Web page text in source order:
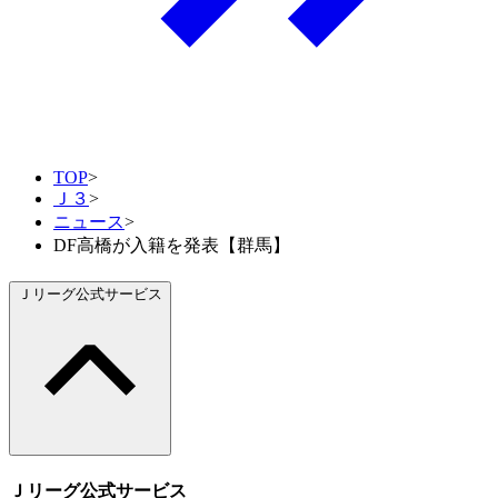
TOP>
Ｊ３>
ニュース>
DF高橋が入籍を発表【群馬】
Ｊリーグ公式サービス
Ｊリーグ公式サービス